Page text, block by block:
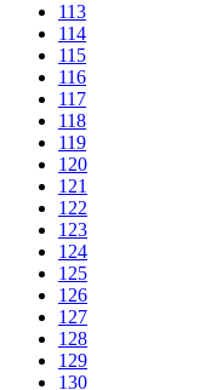
113
114
115
116
117
118
119
120
121
122
123
124
125
126
127
128
129
130